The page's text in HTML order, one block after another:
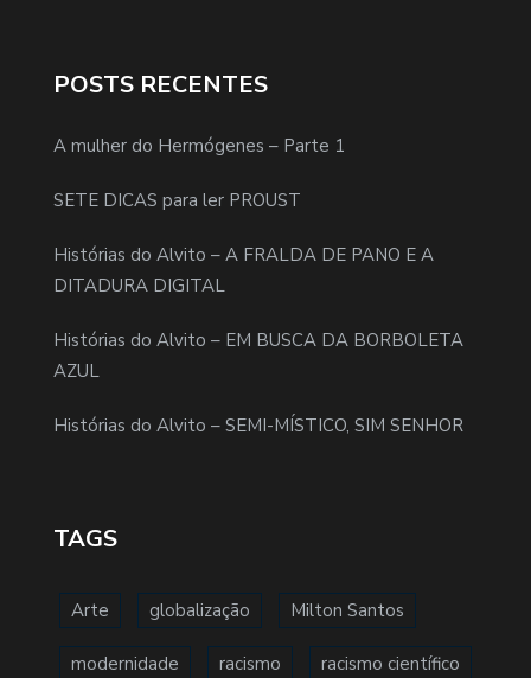
POSTS RECENTES
A mulher do Hermógenes – Parte 1
SETE DICAS para ler PROUST
Histórias do Alvito – A FRALDA DE PANO E A
DITADURA DIGITAL
Histórias do Alvito – EM BUSCA DA BORBOLETA
AZUL
Histórias do Alvito – SEMI-MÍSTICO, SIM SENHOR
TAGS
Arte globalização Milton Santos
modernidade racismo racismo científico